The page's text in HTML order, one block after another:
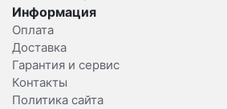
Информация
Оплата
Доставка
Гарантия и сервис
Контакты
Политика сайта